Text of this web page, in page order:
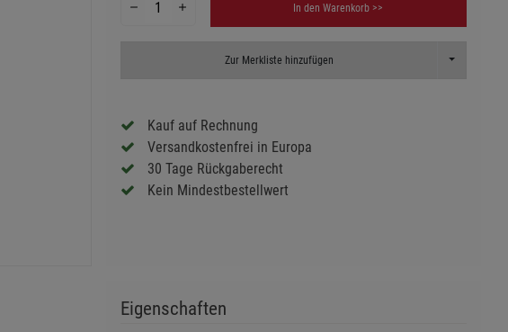
In den Warenkorb >>
Zur Merkliste hinzufügen Toggle
Kauf auf Rechnung
Versandkostenfrei in Europa
30 Tage Rückgaberecht
Kein Mindestbestellwert
Eigenschaften